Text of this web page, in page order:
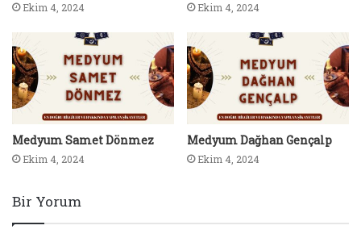
Ekim 4, 2024 Ekim 4, 2024
Medyum Samet Dönmez
Ekim 4, 2024
Medyum Dağhan Gençalp
Ekim 4, 2024
Bir Yorum